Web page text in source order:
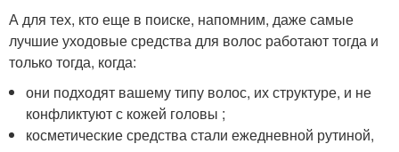
А для тех, кто еще в поиске, напомним, даже самые
лучшие уходовые средства для волос работают тогда и
только тогда, когда:
они подходят вашему типу волос, их структуре, и не
конфликтуют с кожей головы ;
косметические средства стали ежедневной рутиной,